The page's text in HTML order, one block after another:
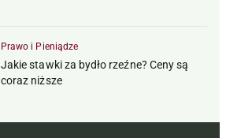
Prawo i Pieniądze
Jakie stawki za bydło rzeźne? Ceny są
coraz niższe